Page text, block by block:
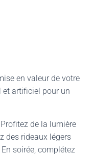
en valeur de votre
et artificiel pour un
Profitez de la lumière
des rideaux légers
soirée, complétez